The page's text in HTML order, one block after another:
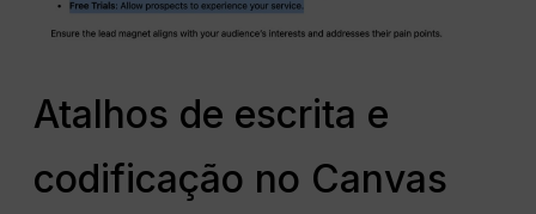
Atalhos de escrita e
codificação no Canvas